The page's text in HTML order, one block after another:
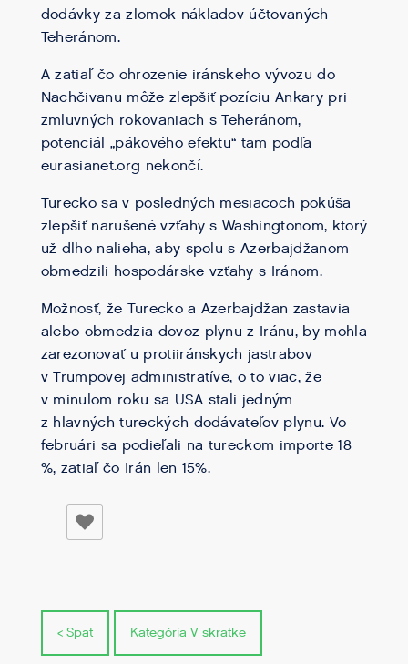
dodávky za zlomok nákladov účtovaných
Teheránom.
A zatiaľ čo ohrozenie iránskeho vývozu do
Nachčivanu môže zlepšiť pozíciu Ankary pri
zmluvných rokovaniach s Teheránom,
potenciál „pákového efektu“ tam podľa
eurasianet.org nekončí.
Turecko sa v posledných mesiacoch pokúša
zlepšiť narušené vzťahy s Washingtonom, ktorý
už dlho nalieha, aby spolu s Azerbajdžanom
obmedzili hospodárske vzťahy s Iránom.
Možnosť, že Turecko a Azerbajdžan zastavia
alebo obmedzia dovoz plynu z Iránu, by mohla
zarezonovať u protiiránskych jastrabov
v Trumpovej administratíve, o to viac, že
v minulom roku sa USA stali jedným
z hlavných tureckých dodávateľov plynu. Vo
februári sa podieľali na tureckom importe 18
%, zatiaľ čo Irán len 15%.
< Spät Kategória V skratke